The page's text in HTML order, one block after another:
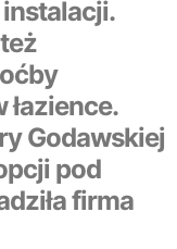
instalacji.
Godawskiej
pod
firma